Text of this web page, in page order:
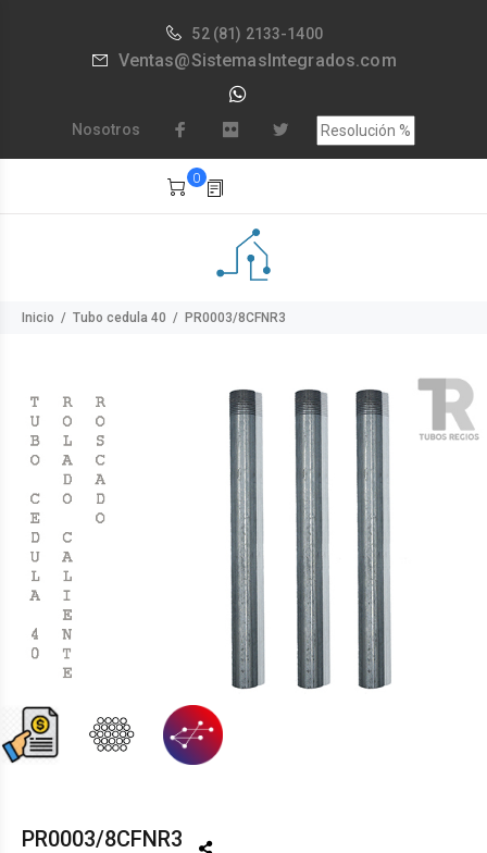
52 (81) 2133-1400
Ventas@SistemasIntegrados.com
Nosotros
0
Inicio Tubo cedula 40 PR0003/8CFNR3
PR0003/8CFNR3